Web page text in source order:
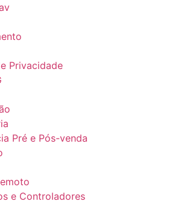
Privacidade
Pré e Pós-venda
e Controladores